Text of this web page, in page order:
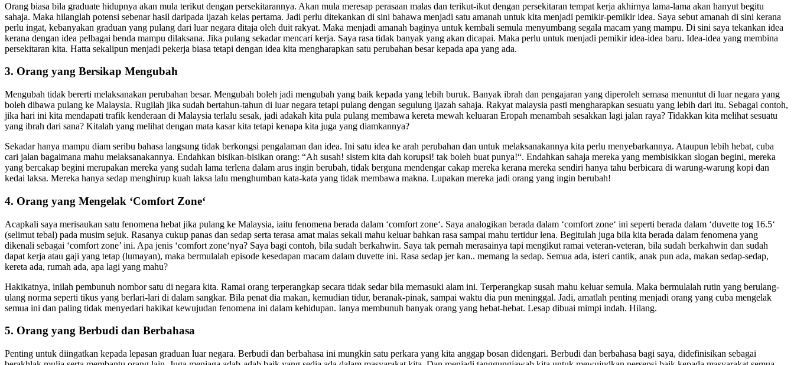
Orang biasa bila graduate hidupnya akan mula terikut dengan persekitarannya. Akan mula meresap perasaan malas dan terikut-ikut dengan persekitaran tempat kerja akhirnya lama-lama akan hanyut begitu
sahaja. Maka hilanglah potensi sebenar hasil daripada ijazah kelas pertama. Jadi perlu ditekankan di sini bahawa menjadi satu amanah untuk kita menjadi pemikir-pemikir idea. Saya sebut amanah di sini kerana
perlu ingat, kebanyakan graduan yang pulang dari luar negara ditaja oleh duit rakyat. Maka menjadi amanah baginya untuk kembali semula menyumbang segala macam yang mampu. Di sini saya tekankan idea
kerana dengan idea pelbagai benda mampu dilaksana. Jika pulang sekadar mencari kerja. Saya rasa tidak banyak yang akan dicapai. Maka perlu untuk menjadi pemikir idea-idea baru. Idea-idea yang membina
persekitaran kita. Hatta sekalipun menjadi pekerja biasa tetapi dengan idea kita mengharapkan satu perubahan besar kepada apa yang ada.
3. Orang yang Bersikap Mengubah
Mengubah tidak bererti melaksanakan perubahan besar. Mengubah boleh jadi mengubah yang baik kepada yang lebih buruk. Banyak ibrah dan pengajaran yang diperoleh semasa menuntut di luar negara yang
boleh dibawa pulang ke Malaysia. Rugilah jika sudah bertahun-tahun di luar negara tetapi pulang dengan segulung ijazah sahaja. Rakyat malaysia pasti mengharapkan sesuatu yang lebih dari itu. Sebagai contoh,
jika hari ini kita mendapati trafik kenderaan di Malaysia terlalu sesak, jadi adakah kita pula pulang membawa kereta mewah keluaran Eropah menambah sesakkan lagi jalan raya? Tidakkan kita melihat sesuatu
yang ibrah dari sana? Kitalah yang melihat dengan mata kasar kita tetapi kenapa kita juga yang diamkannya?
Sekadar hanya mampu diam seribu bahasa langsung tidak berkongsi pengalaman dan idea. Ini satu idea ke arah perubahan dan untuk melaksanakannya kita perlu menyebarkannya. Ataupun lebih hebat, cuba
cari jalan bagaimana mahu melaksanakannya. Endahkan bisikan-bisikan orang: “Ah susah! sistem kita dah korupsi! tak boleh buat punya!“. Endahkan sahaja mereka yang membisikkan slogan begini, mereka
yang bercakap begini merupakan mereka yang sudah lama terlena dalam arus ingin berubah, tidak berguna mendengar cakap mereka kerana mereka sendiri hanya tahu berbicara di warung-warung kopi dan
kedai laksa. Mereka hanya sedap menghirup kuah laksa lalu menghumban kata-kata yang tidak membawa makna. Lupakan mereka jadi orang yang ingin berubah!
4. Orang yang Mengelak ‘Comfort Zone‘
Acapkali saya merisaukan satu fenomena hebat jika pulang ke Malaysia, iaitu fenomena berada dalam ‘comfort zone‘. Saya analogikan berada dalam ‘comfort zone‘ ini seperti berada dalam ‘duvette tog 16.5‘
(selimut tebal) pada musim sejuk. Rasanya cukup panas dan sedap serta terasa amat malas sekali mahu keluar bahkan rasa sampai mahu tertidur lena. Begitulah juga bila kita berada dalam fenomena yang
dikenali sebagai ‘comfort zone’ ini. Apa jenis ‘comfort zone‘nya? Saya bagi contoh, bila sudah berkahwin. Saya tak pernah merasainya tapi mengikut ramai veteran-veteran, bila sudah berkahwin dan sudah
dapat kerja atau gaji yang tetap (lumayan), maka bermulalah episode kesedapan macam dalam duvette ini. Rasa sedap jer kan.. memang la sedap. Semua ada, isteri cantik, anak pun ada, makan sedap-sedap,
kereta ada, rumah ada, apa lagi yang mahu?
Hakikatnya, inilah pembunuh nombor satu di negara kita. Ramai orang terperangkap secara tidak sedar bila memasuki alam ini. Terperangkap susah mahu keluar semula. Maka bermulalah rutin yang berulang-
ulang norma seperti tikus yang berlari-lari di dalam sangkar. Bila penat dia makan, kemudian tidur, beranak-pinak, sampai waktu dia pun meninggal. Jadi, amatlah penting menjadi orang yang cuba mengelak
semua ini dan paling tidak menyedari hakikat kewujudan fenomena ini dalam kehidupan. Ianya membunuh banyak orang yang hebat-hebat. Lesap dibuai mimpi indah. Hilang.
5. Orang yang Berbudi dan Berbahasa
Penting untuk diingatkan kepada lepasan graduan luar negara. Berbudi dan berbahasa ini mungkin satu perkara yang kita anggap bosan didengari. Berbudi dan berbahasa bagi saya, didefinisikan sebagai